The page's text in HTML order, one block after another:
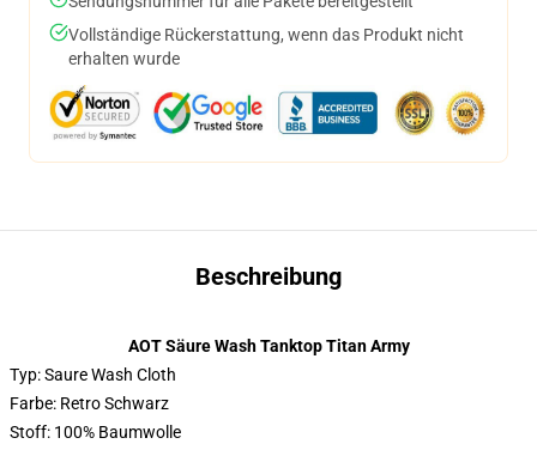
Vollständige Rückerstattung, wenn das Produkt nicht
erhalten wurde
Beschreibung
AOT Säure Wash Tanktop Titan Army
Typ: Saure Wash Cloth
Farbe: Retro Schwarz
Stoff: 100% Baumwolle